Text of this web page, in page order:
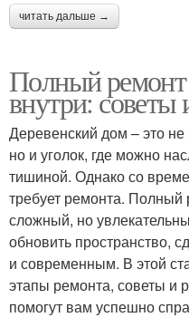
читать дальше →
Полный ремонт
внутри: советы
Деревенский дом – это
но и уголок, где можно
тишиной. Однако со
требует ремонта. Полный
сложный, но
обновить пространство,
и современным. В этой
этапы ремонта, советы и
помогут вам успешно